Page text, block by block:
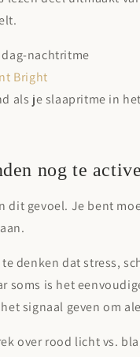
nachtritme
Bright
als je slaapritme in
nog te
dit gevoel. Je bent
denken dat stress,
soms is het
signaal geven om
overrood licht vs.